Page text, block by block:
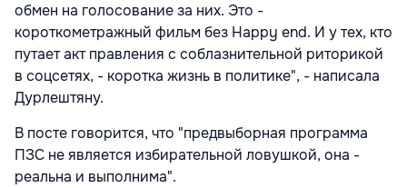
обмен на голосование за них. Это -
короткометражный фильм без Happy end. И у тех, кто
путает акт правления с соблазнительной риторикой
в соцсетях, - коротка жизнь в политике", - написала
Дурлештяну.
В посте говорится, что "предвыборная программа
ПЗС не является избирательной ловушкой, она -
реальна и выполнима".